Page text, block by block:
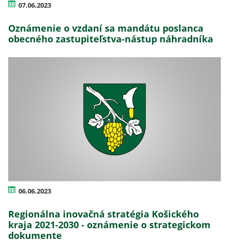
07.06.2023
Oznámenie o vzdaní sa mandátu poslanca
obecného zastupiteľstva-nástup náhradníka
06.06.2023
Regionálna inovačná stratégia Košického
kraja 2021-2030 - oznámenie o strategickom
dokumente